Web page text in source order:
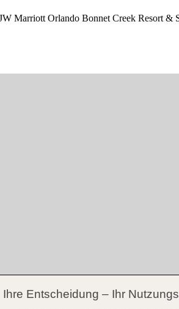
Ihre Entscheidung – Ihr